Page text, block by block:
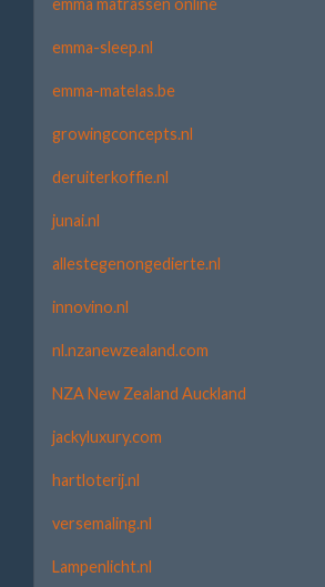
emma-sleep.nl
emma-matelas.be
growingconcepts.nl
deruiterkoffie.nl
junai.nl
allestegenongedierte.nl
innovino.nl
nl.nzanewzealand.com
NZA New Zealand Auckland
jackyluxury.com
hartloterij.nl
versemaling.nl
Lampenlicht.nl